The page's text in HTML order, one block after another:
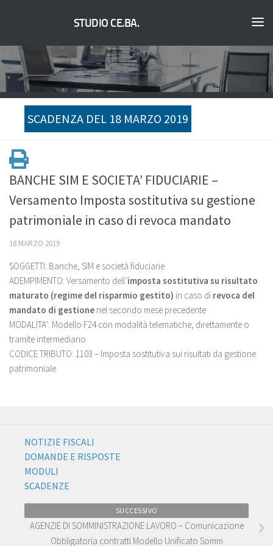
STUDIO CE.BA.
SCADENZA DEL 18 MARZO 2019
BANCHE SIM E SOCIETA’ FIDUCIARIE –
Versamento Imposta sostitutiva su gestione
patrimoniale in caso di revoca mandato
18 MARZO 2019
SOGGETTI: Banche, SIM e società fiduciarie.
ADEMPIMENTO: Versamento dell’imposta sostitutiva su risultato
maturato (regime del risparmio gestito) in caso di revoca del
mandato di gestione nel secondo mese precedente
MODALITA’: Modello F24 con modalità telematiche, direttamente o
tramite intermediario
CODICE TRIBUTO: 1103 – Imposta sostitutiva sui risultati da gestione
patrimoniale
NOTIZIE FISCALI
DOMANDE E RISPOSTE
MODULI
SCADENZE
SUCCESSIVO
AGENZIE DI SOMMINISTRAZIONE LAVORO – Comunicazione
Obbligatoria contratti Modello Unificato Somm